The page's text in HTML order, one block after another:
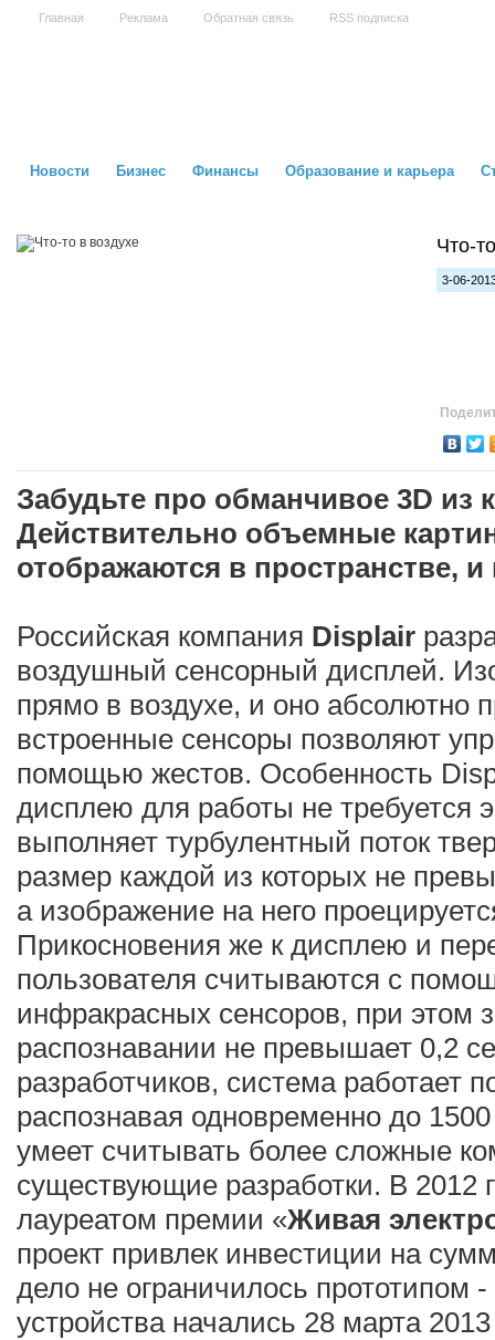
Главная Реклама Обратная связь RSS подписка
Новости Бизнес Финансы Образование и карьера
Что-
3-06-
Забудьте про обманчивое 3D из
Действительно объемные
отображаются в пространстве,
Российская компания Displair
воздушный сенсорный дисплей.
прямо в воздухе, и оно абсолютно
встроенные сенсоры позволяют
помощью жестов. Особенность
дисплею для работы не требуется
выполняет турбулентный поток
размер каждой из которых не
а изображение на него
Прикосновения же к дисплею и
пользователя считываются с
инфракрасных сенсоров, при этом
распознавании не превышает 0,2
разработчиков, система работает
распознавая одновременно до
умеет считывать более сложные
существующие разработки. В 2012
лауреатом премии «Живая
проект привлек инвестиции на
дело не ограничилось
устройства начались 28 марта 2013